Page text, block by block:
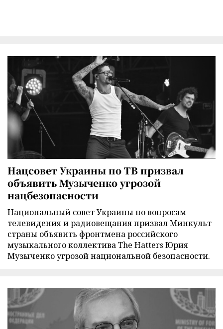
Нацсовет Украины по ТВ призвал
объявить Музыченко угрозой
нацбезопасности
Национальный совет Украины по вопросам
телевидения и радиовещания призвал Минкульт
страны объявить фронтмена российского
музыкального коллектива The Hatters Юрия
Музыченко угрозой национальной безопасности.